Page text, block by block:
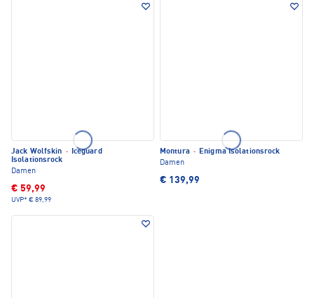
Jack Wolfskin · Iceguard
Isolationsrock
Damen
€ 59,99
UVP* € 89,99
Montura · Enigma Isolationsrock
Damen
€ 139,99